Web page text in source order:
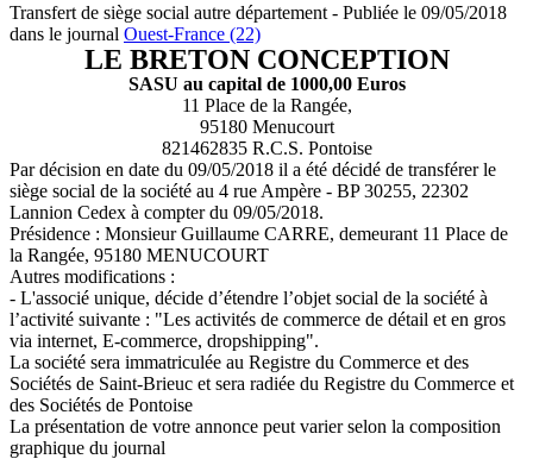
Transfert de siège social autre département - Publiée le 09/05/2018
dans le journal Ouest-France (22)
LE BRETON CONCEPTION
SASU au capital de 1000,00 Euros
11 Place de la Rangée,
95180 Menucourt
821462835 R.C.S. Pontoise
Par décision en date du 09/05/2018 il a été décidé de transférer le
siège social de la société au 4 rue Ampère - BP 30255, 22302
Lannion Cedex à compter du 09/05/2018.
Présidence : Monsieur Guillaume CARRE, demeurant 11 Place de
la Rangée, 95180 MENUCOURT
Autres modifications :
- L'associé unique, décide d’étendre l’objet social de la société à
l’activité suivante : "Les activités de commerce de détail et en gros
via internet, E-commerce, dropshipping".
La société sera immatriculée au Registre du Commerce et des
Sociétés de Saint-Brieuc et sera radiée du Registre du Commerce et
des Sociétés de Pontoise
La présentation de votre annonce peut varier selon la composition
graphique du journal